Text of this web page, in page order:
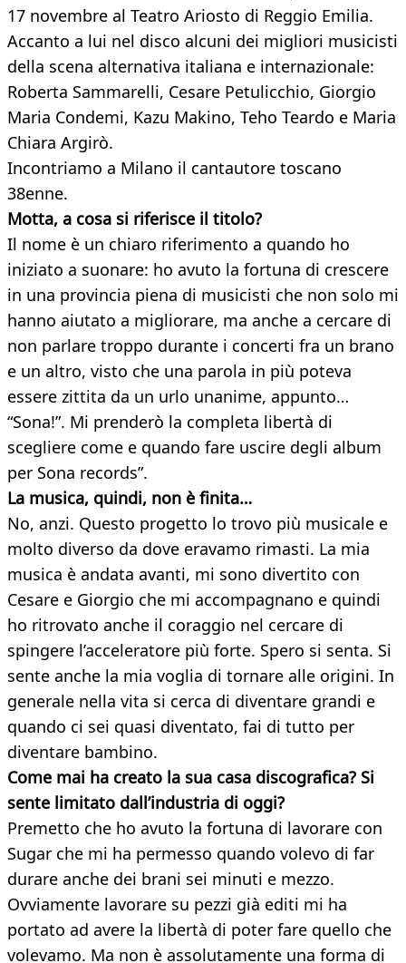
17 novembre al Teatro Ariosto di Reggio Emilia.
Accanto a lui nel disco alcuni dei migliori musicisti
della scena alternativa italiana e internazionale:
Roberta Sammarelli, Cesare Petulicchio, Giorgio
Maria Condemi, Kazu Makino, Teho Teardo e Maria
Chiara Argirò.
Incontriamo a Milano il cantautore toscano
38enne.
Motta, a cosa si riferisce il titolo?
Il nome è un chiaro riferimento a quando ho
iniziato a suonare: ho avuto la fortuna di crescere
in una provincia piena di musicisti che non solo mi
hanno aiutato a migliorare, ma anche a cercare di
non parlare troppo durante i concerti fra un brano
e un altro, visto che una parola in più poteva
essere zittita da un urlo unanime, appunto…
“Sona!”. Mi prenderò la completa libertà di
scegliere come e quando fare uscire degli album
per Sona records”.
La musica, quindi, non è finita…
No, anzi. Questo progetto lo trovo più musicale e
molto diverso da dove eravamo rimasti. La mia
musica è andata avanti, mi sono divertito con
Cesare e Giorgio che mi accompagnano e quindi
ho ritrovato anche il coraggio nel cercare di
spingere l’acceleratore più forte. Spero si senta. Si
sente anche la mia voglia di tornare alle origini. In
generale nella vita si cerca di diventare grandi e
quando ci sei quasi diventato, fai di tutto per
diventare bambino.
Come mai ha creato la sua casa discografica? Si
sente limitato dall’industria di oggi?
Premetto che ho avuto la fortuna di lavorare con
Sugar che mi ha permesso quando volevo di far
durare anche dei brani sei minuti e mezzo.
Ovviamente lavorare su pezzi già editi mi ha
portato ad avere la libertà di poter fare quello che
volevamo. Ma non è assolutamente una forma di